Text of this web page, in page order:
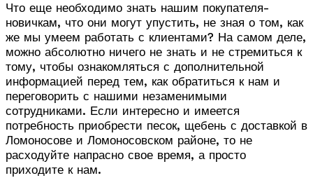
Что еще необходимо знать нашим покупателя-
новичкам, что они могут упустить, не зная о том, как
же мы умеем работать с клиентами? На самом деле,
можно абсолютно ничего не знать и не стремиться к
тому, чтобы ознакомляться с дополнительной
информацией перед тем, как обратиться к нам и
переговорить с нашими незаменимыми
сотрудниками. Если интересно и имеется
потребность приобрести песок, щебень с доставкой в
Ломоносове и Ломоносовском районе, то не
расходуйте напрасно свое время, а просто
приходите к нам.